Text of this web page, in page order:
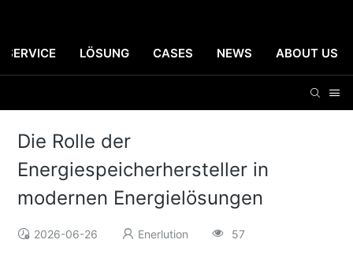
SERVICE LÖSUNG CASES NEWS ABOUT US
Die Rolle der
Energiespeicherhersteller in
modernen Energielösungen
2026-06-26 Enerlution 57